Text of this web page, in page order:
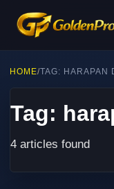
HOME/TAG: HARAPAN
Tag:
4 articles found